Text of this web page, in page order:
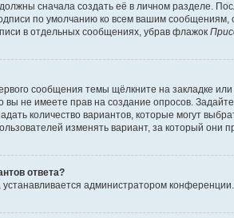
сначала создать её в личном разделе.
по умолчанию ко всем вашим
в отдельных сообщениях, убрав флажок
сообщения темы щёлкните на закладке
не имеете прав на создание опросов.
количество вариантов, которые могут
изменять вариант, за который они
ответа?
устанавливается администратором